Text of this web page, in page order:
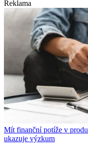
Reklama
Mít finanční potíže v
ukazuje výzkum